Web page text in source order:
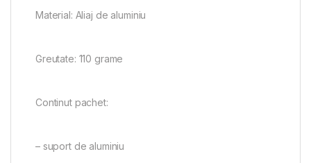
Material: Aliaj de aluminiu
Greutate: 110 grame
Continut pachet:
– suport de aluminiu